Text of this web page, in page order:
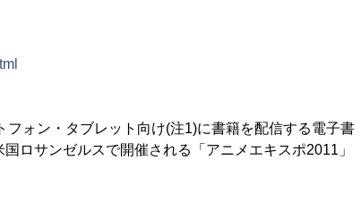
ォン・タブレット向け(注1)に書籍を配信する電子書
ロサンゼルスで開催される「アニメエキスポ2011」